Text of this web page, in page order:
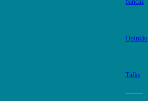
bancas
Opinião
Talks